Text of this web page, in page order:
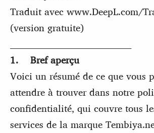
Traduit avec www.DeepL.com/
(version gratuite)
1. Bref aperçu
Voici un résumé de ce que vous
attendre à trouver dans notre
confidentialité, qui couvre tous
services de la marque